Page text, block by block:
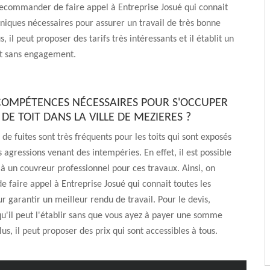
de faire appel à Entreprise Josué qui connait
nécessaires pour assurer un travail de très bonne
il peut proposer des tarifs très intéressants et il établit un
sans engagement.
NÉCESSAIRES POUR S'OCCUPER
TOIT DANS LA VILLE DE MEZIERES ?
de fuites sont très fréquents pour les toits qui sont exposés
agressions venant des intempéries. En effet, il est possible
un couvreur professionnel pour ces travaux. Ainsi, on
faire appel à Entreprise Josué qui connait toutes les
garantir un meilleur rendu de travail. Pour le devis,
peut l'établir sans que vous ayez à payer une somme
il peut proposer des prix qui sont accessibles à tous.